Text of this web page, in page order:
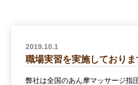
2019.10.1
職場実習を実施しておりま
弊社は全国のあん摩マッサージ指